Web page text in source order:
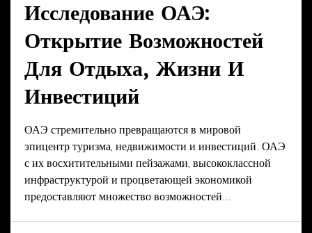
Исследование ОАЭ:
Открытие Возможностей
Для Отдыха, Жизни И
Инвестиций
ОАЭ стремительно превращаются в мировой
эпицентр туризма, недвижимости и инвестиций. ОАЭ
с их восхитительными пейзажами, высококлассной
инфраструктурой и процветающей экономикой
предоставляют множество возможностей...